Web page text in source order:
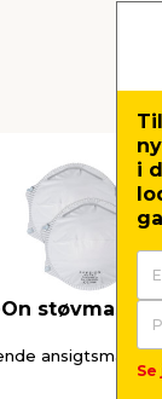
støvmaske
ansigtsmaske
i